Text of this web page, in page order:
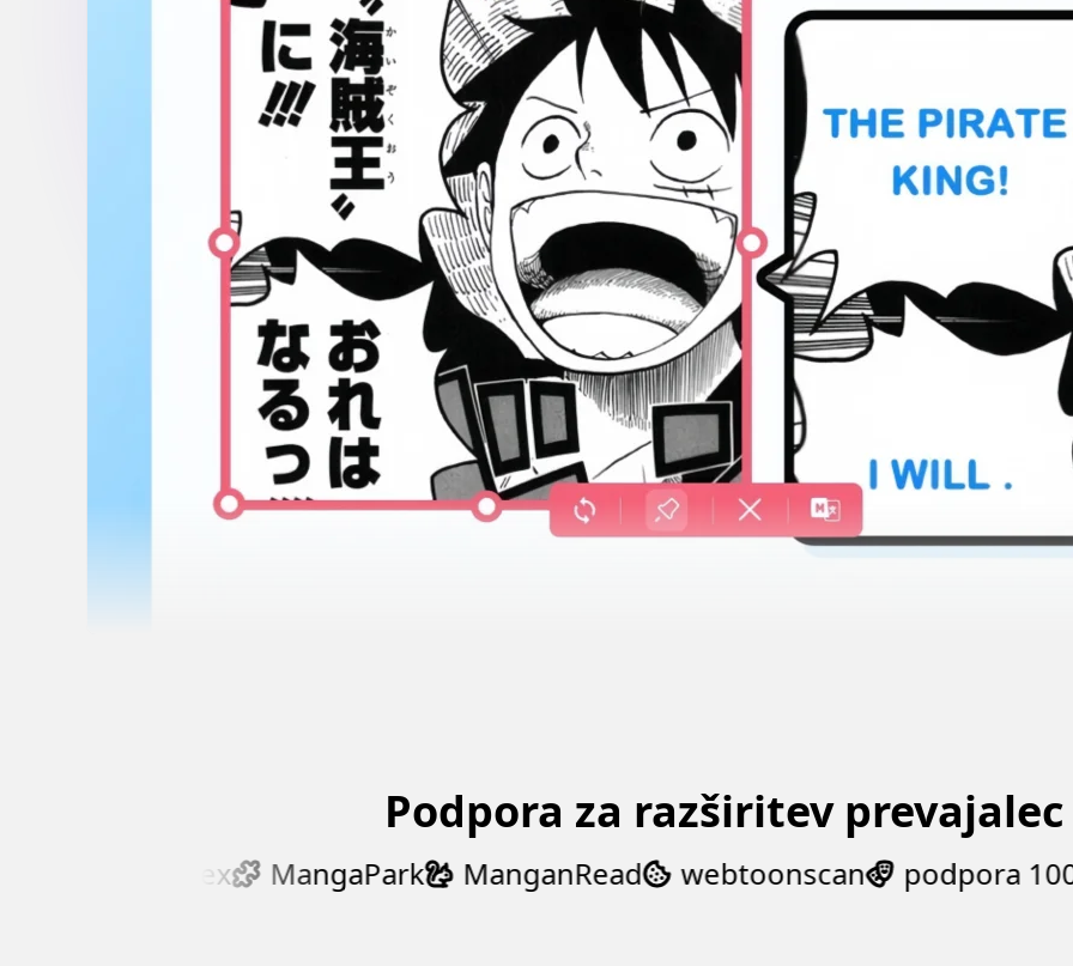
Podpora za razširitev
MangaPark ManganRead webtoonscan podpora 100+